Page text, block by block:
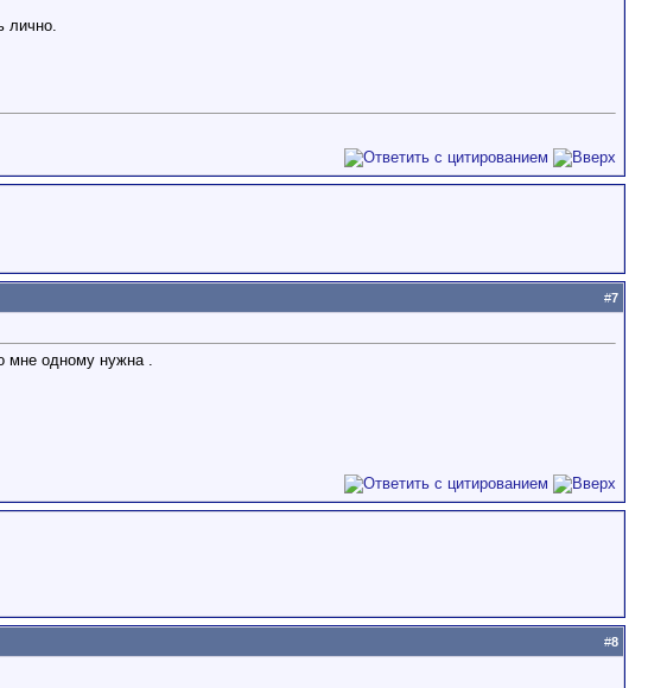
лично.
#7
мне одному нужна .
#8